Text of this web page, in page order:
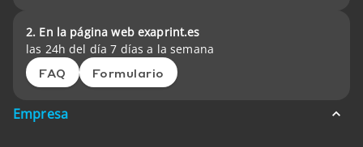
2. En la página web exaprint.es
las 24h del día 7 días a la semana
FAQ Formulario
Empresa